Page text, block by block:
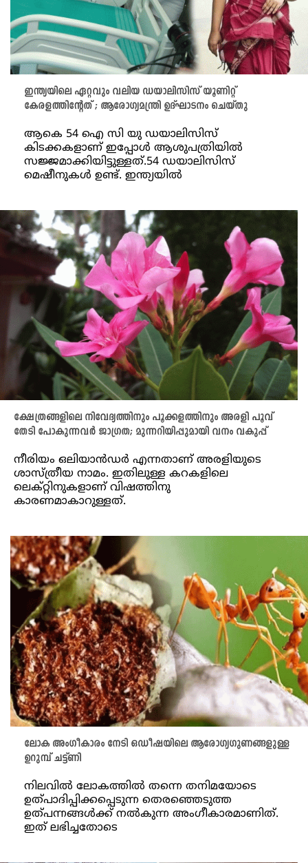
ഇന്ത്യയിലെ ഏറ്റവും വലിയ ഡയാലിസിസ് യൂണിറ്റ്
കേരളത്തിന്റേത് ; ആരോഗ്യമന്ത്രി ഉദ്ഘാടനം ചെയ്തു
ആകെ 54 ഐ സി യു ഡയാലിസിസ്
കിടക്കകളാണ് ഇപ്പോൾ ആശുപത്രിയിൽ
സജ്ജമാക്കിയിട്ടുള്ളത്.54 ഡയാലിസിസ്
മെഷീനുകൾ ഉണ്ട്. ഇന്ത്യയിൽ
ക്ഷേത്രങ്ങളിലെ നിവേദ്യത്തിനും പൂക്കളത്തിനും അരളി പൂവ്
തേടി പോകുന്നവര്‍ ജാഗ്രത; മുന്നറിയിപ്പുമായി വനം വകുപ്പ്
നീരിയം ഒലിയാൻഡര്‍ എന്നതാണ് അരളിയുടെ
ശാസ്ത്രീയ നാമം. ഇതിലുള്ള കറകളിലെ
ലെക്റ്റിനുകളാണ് വിഷത്തിനു
കാരണമാകാറുള്ളത്.
ലോക അംഗീകാരം നേടി ഒഡീഷയിലെ ആരോഗ്യഗുണങ്ങളുള്ള
ഉറുമ്പ് ചട്ട്ണി
നിലവിൽ ലോകത്തില്‍ തന്നെ തനിമയോടെ
ഉത്പാദിപ്പിക്കപ്പെടുന്ന തെരഞ്ഞെടുത്ത
ഉത്പന്നങ്ങള്‍ക്ക് നല്‍കുന്ന അംഗീകാരമാണിത്.
ഇത് ലഭിച്ചതോടെ